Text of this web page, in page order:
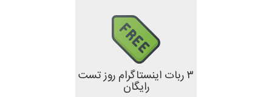
۳ ربات اینستاگرام روز تست
رایگان